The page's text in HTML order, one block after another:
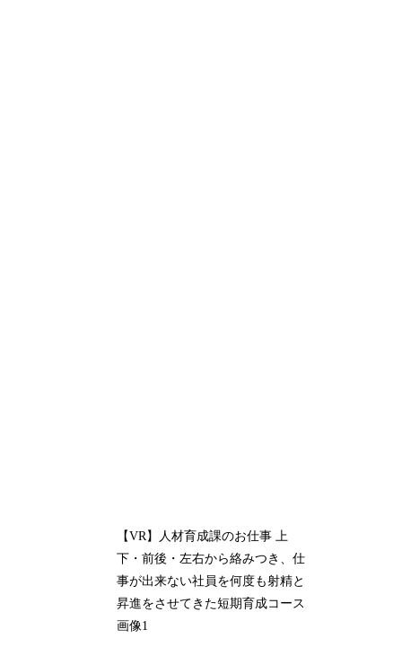
【VR】人材育成課のお仕事 上
下・前後・左右から絡みつき、仕
事が出来ない社員を何度も射精と
昇進をさせてきた短期育成コース
画像1